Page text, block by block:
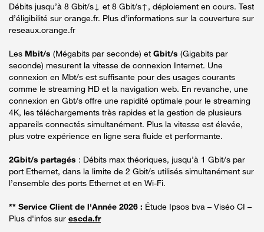
Débits jusqu’à 8 Gbit/s↓ et 8 Gbit/s↑, déploiement en cours. Test
d’éligibilité sur orange.fr. Plus d’informations sur la couverture sur
reseaux.orange.fr
Les Mbit/s (Mégabits par seconde) et Gbit/s (Gigabits par
seconde) mesurent la vitesse de connexion Internet. Une
connexion en Mbt/s est suffisante pour des usages courants
comme le streaming HD et la navigation web. En revanche, une
connexion en Gbt/s offre une rapidité optimale pour le streaming
4K, les téléchargements très rapides et la gestion de plusieurs
appareils connectés simultanément. Plus la vitesse est élevée,
plus votre expérience en ligne sera fluide et performante.
2Gbit/s partagés : Débits max théoriques, jusqu’à 1 Gbit/s par
port Ethernet, dans la limite de 2 Gbit/s utilisés simultanément sur
l’ensemble des ports Ethernet et en Wi-Fi.
** Service Client de l'Année 2026 : Étude Ipsos bva – Viséo CI –
Plus d'infos sur escda.fr